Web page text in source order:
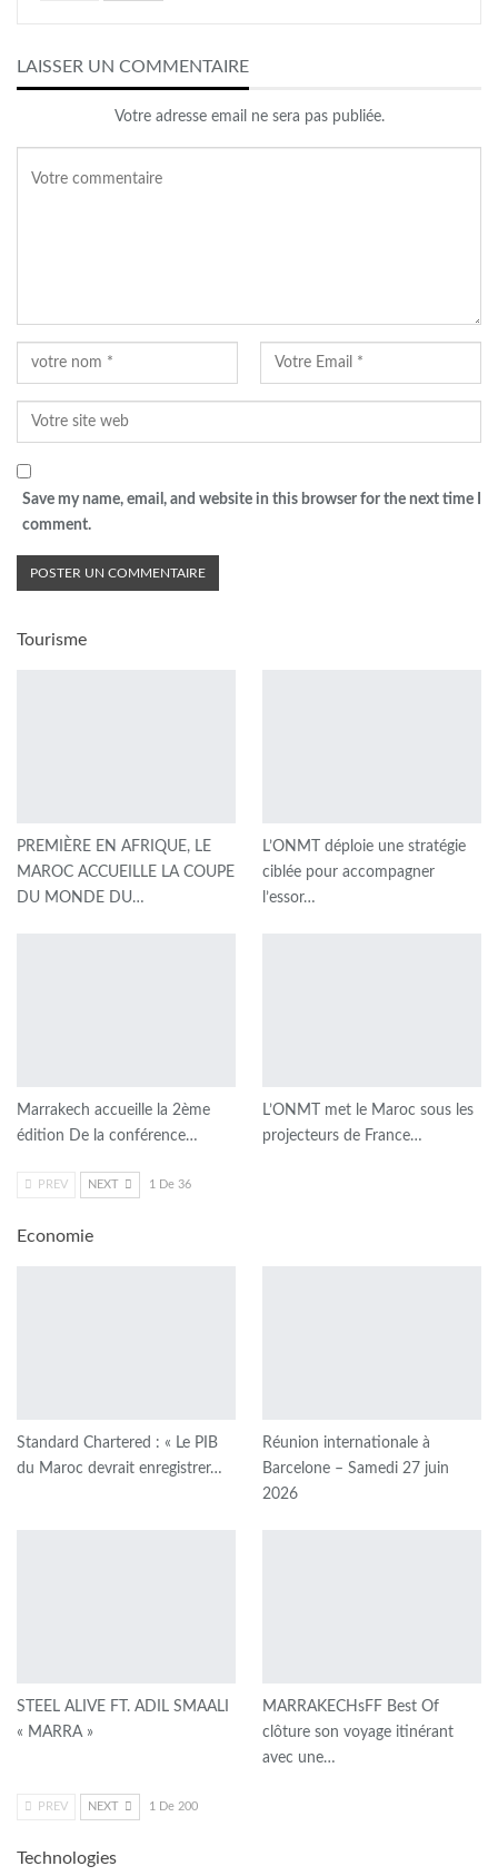
LAISSER UN COMMENTAIRE
Votre adresse email ne sera pas publiée.
Save my name, email, and website in this browser for the next time I
comment.
Tourisme
PREMIÈRE EN AFRIQUE, LE
MAROC ACCUEILLE LA COUPE
DU MONDE DU…
L’ONMT déploie une stratégie
ciblée pour accompagner
l’essor…
Marrakech accueille la 2ème
édition De la conférence…
L’ONMT met le Maroc sous les
projecteurs de France…
PREV NEXT 1 De 36
Economie
Standard Chartered : « Le PIB
du Maroc devrait enregistrer…
Réunion internationale à
Barcelone – Samedi 27 juin
2026
STEEL ALIVE FT. ADIL SMAALI
« MARRA »
MARRAKECHsFF Best Of
clôture son voyage itinérant
avec une…
PREV NEXT 1 De 200
Technologies